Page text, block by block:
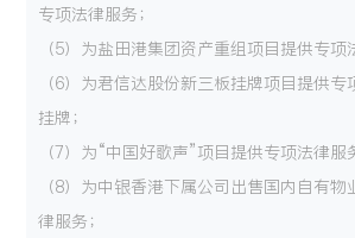
专项法律服务；
（5）为盐田港集团资产重组项目提供专项
（6）为君信达股份新三板挂牌项目提供
挂牌；
（7）为“中国好歌声”项目提供专项法律服
（8）为中银香港下属公司出售国内自有
律服务；